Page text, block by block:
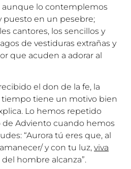
aunque lo contemplemos
puesto en un pesebre;
cantores, los sencillos y
de vestiduras extrañas y
que acuden a adorar al
el don de la fe, la
tiempo tiene un motivo bien
Lo hemos repetido
Adviento cuando hemos
“Aurora tú eres que, al
y con tu luz, viva
hombre alcanza”.